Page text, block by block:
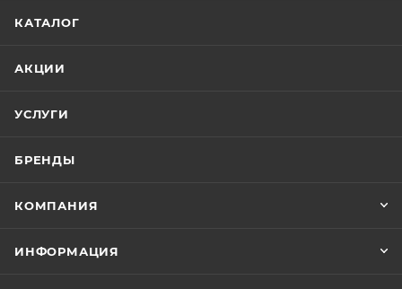
КАТАЛОГ
АКЦИИ
УСЛУГИ
БРЕНДЫ
КОМПАНИЯ
ИНФОРМАЦИЯ